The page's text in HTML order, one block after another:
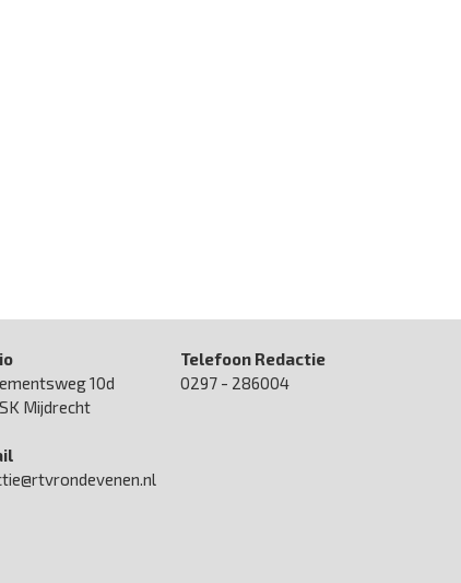
10d
Mijdrecht
Telefoon Redactie
0297 - 286004